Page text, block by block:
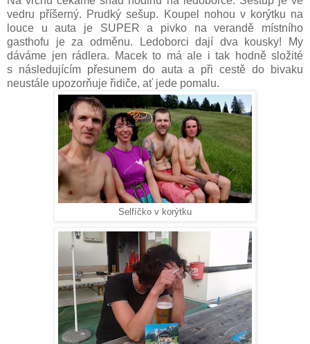
vedru příšerný. Prudký sešup. Koupel nohou v korýtku na
louce u auta je SUPER a pivko na verandě místního
gasthofu je za odměnu. Ledoborci dají dva kousky! My
dáváme jen rádlera. Macek to má ale i tak hodně složité
s následujícím přesunem do auta a při cestě do bivaku
neustále upozorňuje řidiče, ať jede pomalu.
Selfíčko v korýtku